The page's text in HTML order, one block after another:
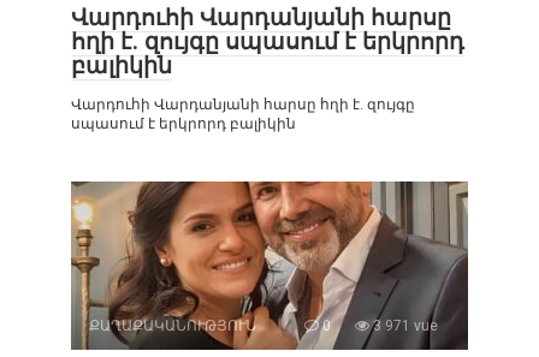
Վարդուհի Վարդանյանի հարսը
հղի է. զույգը սպասում է երկրորդ
բալիկին
Վարդուհի Վարդանյանի հարսը հղի է. զույգը
սպասում է երկրորդ բալիկին
ՔԱՂԱՔԱԿԱՆՈՒԹՅՈՒՆ 0 3 971 vue